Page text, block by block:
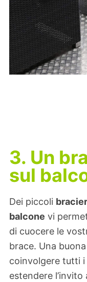
3. Un
sul
Dei piccoli
balcone vi
di cuocere le
brace. Una
coinvolgere tutti i
estendere